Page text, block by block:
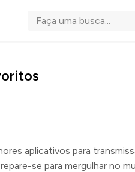
Buscar
aplicativos para
se para mergulhar no